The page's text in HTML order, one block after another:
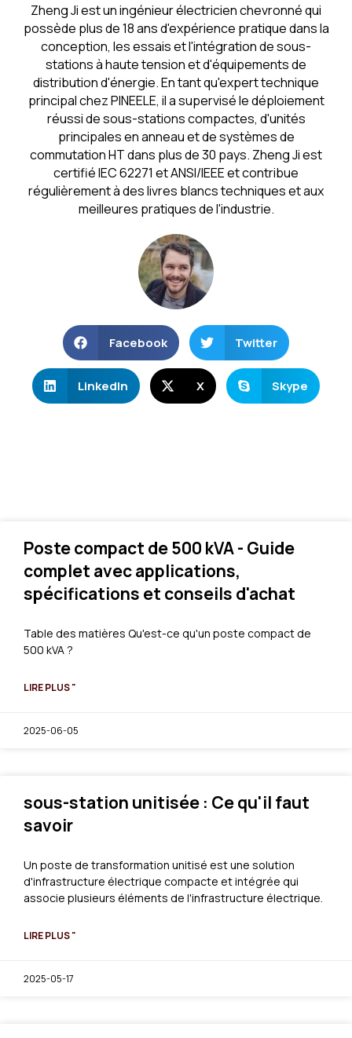
Zheng Ji est un ingénieur électricien chevronné qui
possède plus de 18 ans d'expérience pratique dans la
conception, les essais et l'intégration de sous-
stations à haute tension et d'équipements de
distribution d'énergie. En tant qu'expert technique
principal chez PINEELE, il a supervisé le déploiement
réussi de sous-stations compactes, d'unités
principales en anneau et de systèmes de
commutation HT dans plus de 30 pays. Zheng Ji est
certifié IEC 62271 et ANSI/IEEE et contribue
régulièrement à des livres blancs techniques et aux
meilleures pratiques de l'industrie.
Facebook Twitter
LinkedIn X Skype
Poste compact de 500 kVA - Guide
complet avec applications,
spécifications et conseils d'achat
Table des matières Qu'est-ce qu'un poste compact de
500 kVA ?
LIRE PLUS "
2025-06-05
sous-station unitisée : Ce qu'il faut
savoir
Un poste de transformation unitisé est une solution
d'infrastructure électrique compacte et intégrée qui
associe plusieurs éléments de l'infrastructure électrique.
LIRE PLUS "
2025-05-17